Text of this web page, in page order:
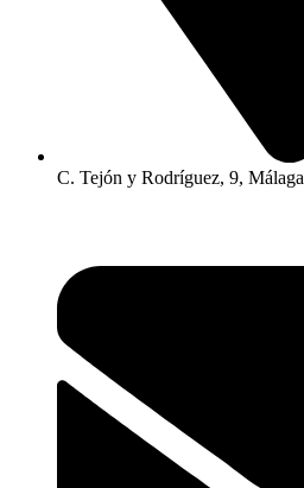
C. Tejón y Rodríguez, 9, Málaga